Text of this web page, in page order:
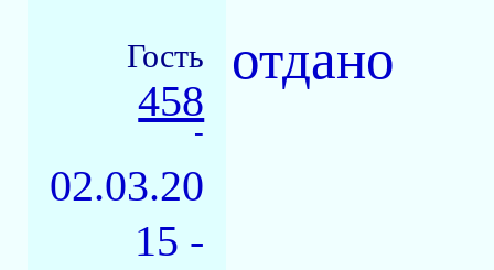
Гость
458
-
02.03.20
15 -
отдано